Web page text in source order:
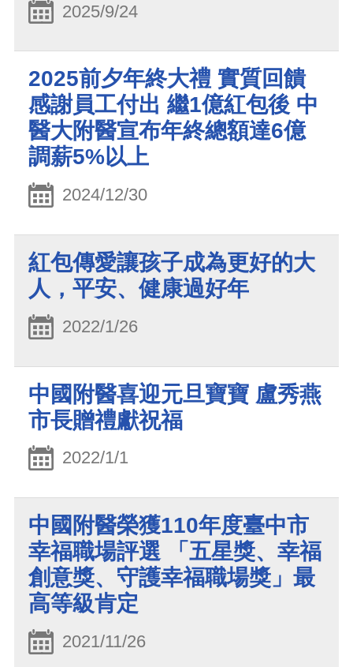
2025/9/24
2025前夕年終大禮 實質回饋
感謝員工付出 繼1億紅包後 中
醫大附醫宣布年終總額達6億
調薪5%以上
2024/12/30
紅包傳愛讓孩子成為更好的大
人，平安、健康過好年
2022/1/26
中國附醫喜迎元旦寶寶 盧秀燕
市長贈禮獻祝福
2022/1/1
中國附醫榮獲110年度臺中市
幸福職場評選 「五星獎、幸福
創意獎、守護幸福職場獎」最
高等級肯定
2021/11/26